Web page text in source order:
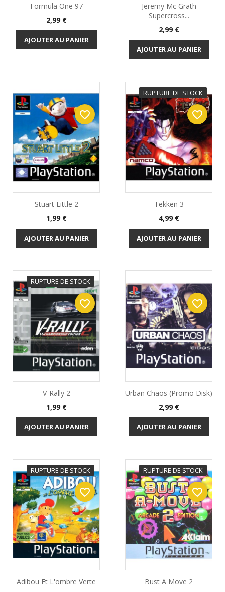
Formula One 97
Prix
2,99 €
AJOUTER AU PANIER
Jeremy Mc Grath
Supercross...
Prix
2,99 €
AJOUTER AU PANIER
Stuart Little 2
Prix
1,99 €
AJOUTER AU PANIER
favorite_border
RUPTURE DE STOCK
Tekken 3
Prix
4,99 €
AJOUTER AU PANIER
favorite_border
RUPTURE DE STOCK
V-Rally 2
Prix
1,99 €
AJOUTER AU PANIER
favorite_border
Urban Chaos (Promo Disk)
Prix
2,99 €
AJOUTER AU PANIER
favorite_border
RUPTURE DE STOCK
Adibou Et L'ombre Verte
favorite_border
RUPTURE DE STOCK
Bust A Move 2
favorite_border